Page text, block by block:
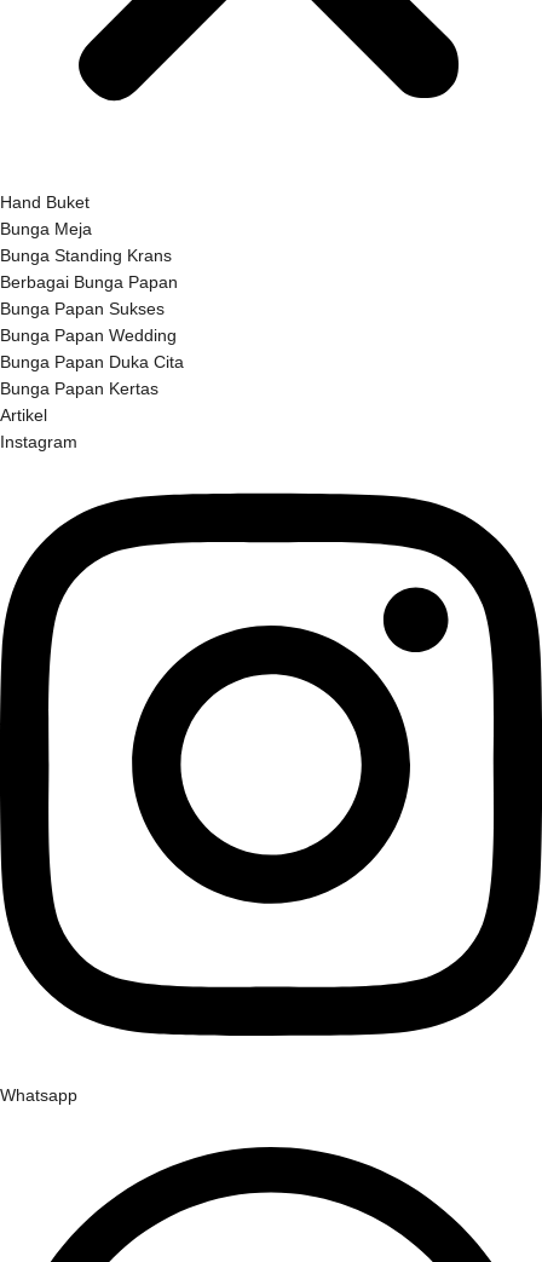
Hand Buket
Bunga Meja
Bunga Standing Krans
Berbagai Bunga Papan
Bunga Papan Sukses
Bunga Papan Wedding
Bunga Papan Duka Cita
Bunga Papan Kertas
Artikel
Instagram
Whatsapp